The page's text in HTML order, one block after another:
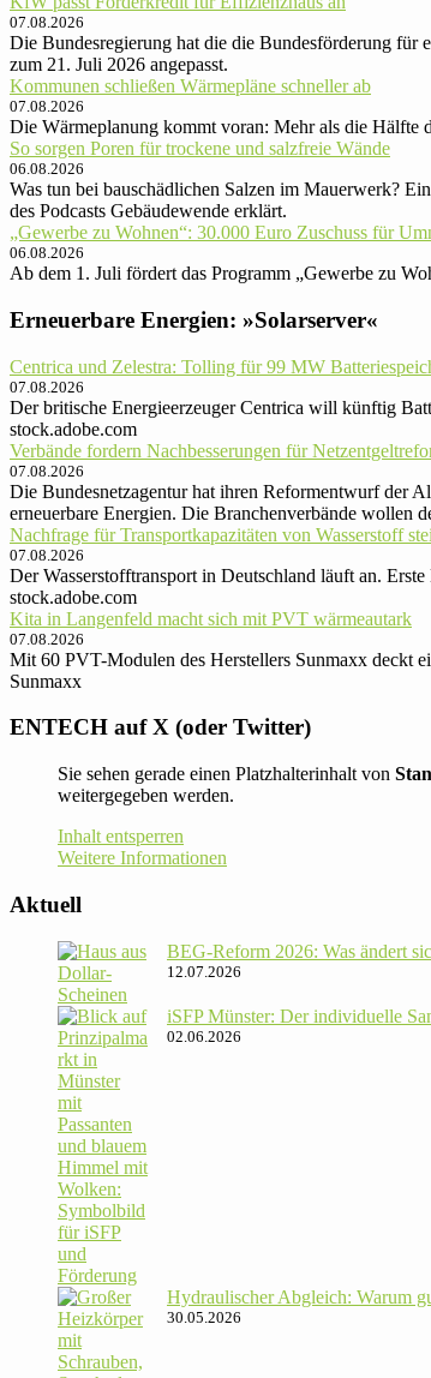
07.08.2026
Die Bundesregierung hat die die Bundes­förderung für
zum 21. Juli 2026 angepasst.
Kommunen schließen Wärmepläne schneller ab
07.08.2026
Die Wärmeplanung kommt voran: Mehr als die Hälfte
So sorgen Poren für trockene und salzfreie Wände
06.08.2026
Was tun bei bauschädlichen Salzen im Mauerwerk?
des Podcasts Gebäudewende erklärt.
„Gewerbe zu Wohnen“: 30.000 Euro Zu­schuss für
06.08.2026
Ab dem 1. Juli fördert das Programm „Gewerbe zu
Erneuerbare Energien: »Solarserver«
Centrica und Zelestra: Tolling für 99 MW
07.08.2026
Der britische Energieerzeuger Centrica will künftig
stock.adobe.com
Verbände fordern Nachbesserungen für
07.08.2026
Die Bundesnetzagentur hat ihren Reformentwurf der
erneuerbare Energien. Die Branchenverbände wollen
Nachfrage für Transportkapazitäten von Wasserstoff
07.08.2026
Der Wasserstofftransport in Deutschland läuft an.
stock.adobe.com
Kita in Langenfeld macht sich mit PVT wärmeautark
07.08.2026
Mit 60 PVT-Modulen des Herstellers Sunmaxx deckt
Sunmaxx
ENTECH auf X (oder Twitter)
Sie sehen gerade einen Platzhalterinhalt von
weitergegeben werden.
Inhalt entsperren
Weitere Informationen
Aktuell
BEG-Reform 2026: Was ändert
12.07.2026
iSFP Münster: Der indi­vi­du­elle
02.06.2026
Hydrau­li­scher Abgleich: Warum
30.05.2026